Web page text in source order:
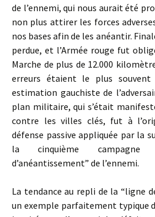
de l’ennemi, qui nous aurait été
non plus attirer les forces
nos bases afin de les anéantir.
perdue, et l’Armée rouge fut
Marche de plus de 12.000
erreurs étaient le plus souvent
estimation gauchiste de
plan militaire, qui s’était
contre les villes clés, fut à
défense passive appliquée par la
la cinquième campagne
d’anéantissement” de l’ennemi.
La tendance au repli de la “ligne
un exemple parfaitement typique